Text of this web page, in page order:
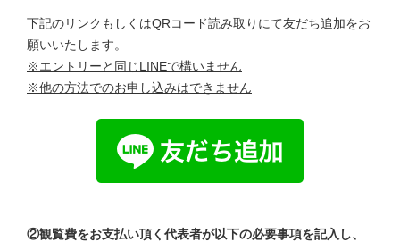
下記のリンクもしくはQRコード読み取りにて友だち追加をお
願いいたします。
※エントリーと同じLINEで構いません
※他の方法でのお申し込みはできません
②観覧費をお支払い頂く代表者が以下の必要事項を記入し、